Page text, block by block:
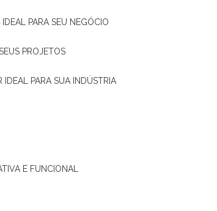
PARA SEU NEGÓCIO
PROJETOS
IDEAL PARA SUA INDÚSTRIA
E FUNCIONAL